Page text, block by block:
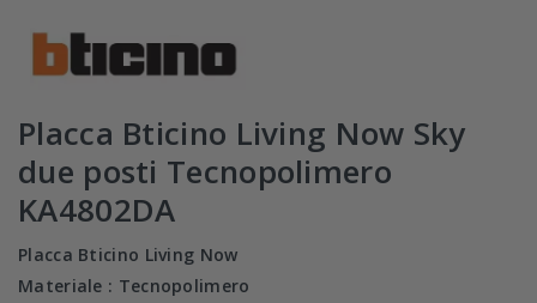
Placca Bticino Living Now Sky
due posti Tecnopolimero
KA4802DA
Placca Bticino Living Now
Materiale : Tecnopolimero